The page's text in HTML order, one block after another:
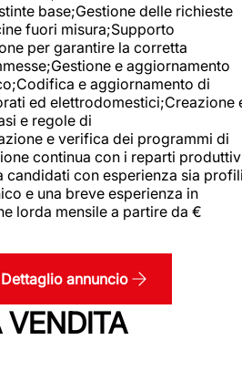
base;Gestione delle richieste
fuori misura;Supporto
per garantire la corretta
e aggiornamento
e aggiornamento di
ed elettrodomestici;Creazione
e regole di
e verifica dei programmi di
continua con i reparti
candidati con esperienza sia
e una breve esperienza in
lorda mensile a partire da €
Dettaglio annuncio